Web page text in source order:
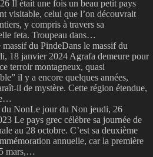
Il était une fois un beau petit pays
visitable, celui que l’on découvrait
y compris à travers sa
feta. Troupeau dans…
Dans le massif du
18 janvier 2024 Agrafa demeure pour
terroir montagneux, quasi
il y a encore quelques années,
il de mystère. Cette région étendue,
Le jour du Non jeudi, 26
Le pays grec célèbre sa journée de
au 28 octobre. C’est sa deuxième
annuelle, car la première
mars,…